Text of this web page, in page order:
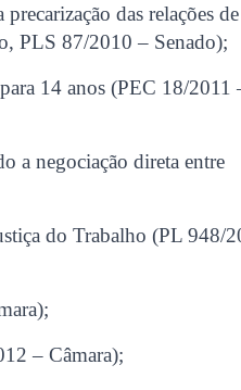
das relações de
PLS 87/2010 – Senado);
14 anos (PEC 18/2011
a negociação direta entre
do Trabalho (PL 948/
– Câmara);